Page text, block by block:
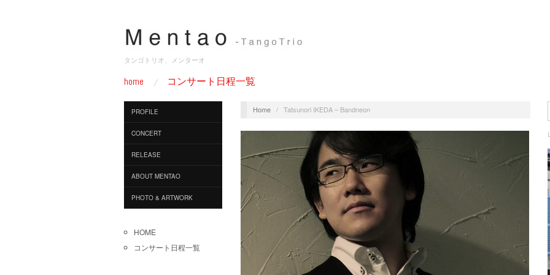
タンゴトリオ、メンターオ
home コンサート日程一覧
PROFILE
CONCERT
RELEASE
ABOUT MENTAO
PHOTO & ARTWORK
HOME
コンサート日程一覧
Home / Tatsunori IKEDA – Bandneon